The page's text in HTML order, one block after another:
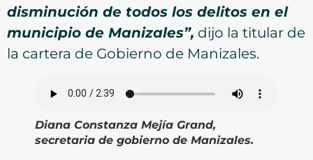
disminución de todos los delitos en el
municipio de Manizales”, dijo la titular de
la cartera de Gobierno de Manizales.
Diana Constanza Mejía Grand,
secretaria de gobierno de Manizales.